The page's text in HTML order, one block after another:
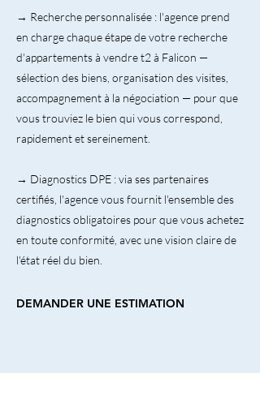
→ Recherche personnalisée : l'agence prend
en charge chaque étape de votre recherche
d'appartements à vendre t2 à Falicon —
sélection des biens, organisation des visites,
accompagnement à la négociation — pour que
vous trouviez le bien qui vous correspond,
rapidement et sereinement.
→ Diagnostics DPE : via ses partenaires
certifiés, l'agence vous fournit l'ensemble des
diagnostics obligatoires pour que vous achetez
en toute conformité, avec une vision claire de
l'état réel du bien.
DEMANDER UNE ESTIMATION